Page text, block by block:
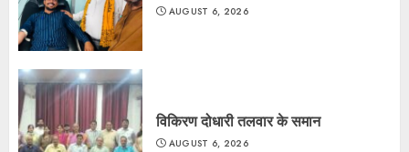
AUGUST 6, 2026
विकिरण दोधारी तलवार के समान
AUGUST 6, 2026